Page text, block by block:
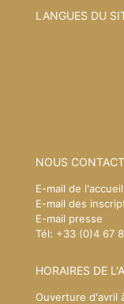
LANGUES DU
NOUS
E-mail de l'accueil
E-mail des
E-mail presse
Tél: +33 (0)4 67
HORAIRES DE
Ouverture d'avril